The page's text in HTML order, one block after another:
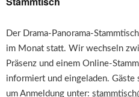
Der Drama-Panorama-
im Monat statt. Wir wechseln
Präsenz und einem Online-
informiert und eingeladen.
um Anmeldung unter: